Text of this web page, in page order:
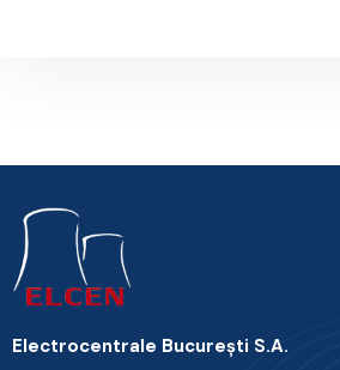
Electrocentrale Bucureşti S.A.